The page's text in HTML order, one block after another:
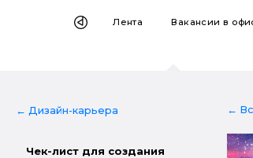
Лента Вакансиив
← Дизайн-карьера
Чек-лист для создания
←